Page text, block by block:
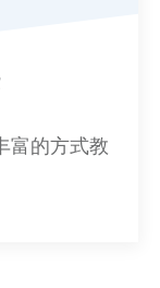
富的方式教